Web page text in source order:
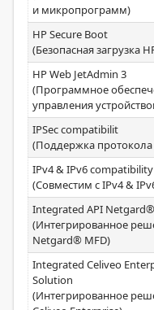
и микропрограмм)
HP Secure Boot
(Безопасная загрузка
HP Web JetAdmin 3
(Программное
управления
IPSec compatibilit
(Поддержка протокола
IPv4 & IPv6 compatibility
(Совместим с IPv4 &
Integrated API
(Интегрированное
Netgard® MFD)
Integrated Celiveo
Solution
(Интегрированное